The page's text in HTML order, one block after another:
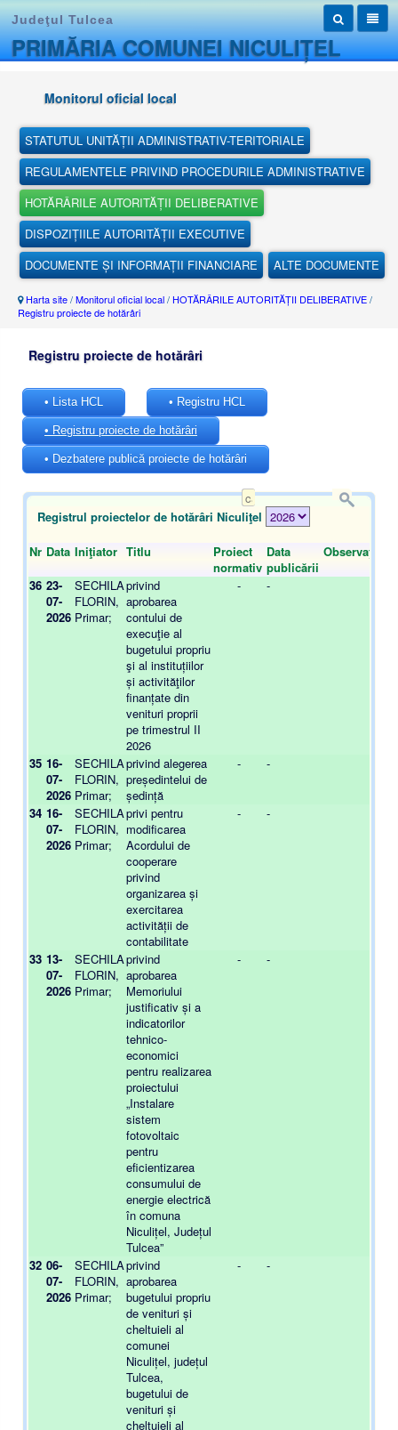
Judeţul Tulcea
PRIMĂRIA COMUNEI NICULIȚEL
Monitorul oficial local
STATUTUL UNITĂȚII ADMINISTRATIV-TERITORIALE
REGULAMENTELE PRIVIND PROCEDURILE ADMINISTRATIVE
HOTĂRÂRILE AUTORITĂȚII DELIBERATIVE
DISPOZIȚIILE AUTORITĂȚII EXECUTIVE
DOCUMENTE ȘI INFORMAȚII FINANCIARE
ALTE DOCUMENTE
Harta site/Monitorul oficial local/ HOTĂRÂRILE AUTORITĂȚII DELIBERATIVE/
Registru proiecte de hotărâri
Registru proiecte de hotărâri
• Lista HCL • Registru HCL
• Registru proiecte de hotărâri
• Dezbatere publică proiecte de hotărâri
Registrul proiectelor de hotărâri Niculiţel
Nr Data Iniţiator Titlu
Proiect
normativ
Data
publicării
Observaţii
36 23-
07-
2026
SECHILA
FLORIN,
Primar;
privind
aprobarea
contului de
execuţie al
bugetului propriu
şi al instituțiilor
și activităţilor
finanțate din
venituri proprii
pe trimestrul II
2026
- -
35 16-
07-
2026
SECHILA
FLORIN,
Primar;
privind alegerea
președintelui de
ședință
- -
34 16-
07-
2026
SECHILA
FLORIN,
Primar;
privi pentru
modificarea
Acordului de
cooperare
privind
organizarea și
exercitarea
activității de
contabilitate
- -
33 13-
07-
2026
SECHILA
FLORIN,
Primar;
privind
aprobarea
Memoriului
justificativ și a
indicatorilor
tehnico-
economici
pentru realizarea
proiectului
„Instalare
sistem
fotovoltaic
pentru
eficientizarea
consumului de
energie electrică
în comuna
Niculițel, Județul
Tulcea”
- -
32 06-
07-
2026
SECHILA
FLORIN,
Primar;
privind
aprobarea
bugetului propriu
de venituri și
cheltuieli al
comunei
Niculițel, județul
Tulcea,
bugetului de
venituri și
cheltuieli al
- -